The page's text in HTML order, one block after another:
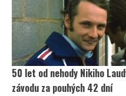
50 let od nehody Nikiho
závodu za pouhých 42 dní